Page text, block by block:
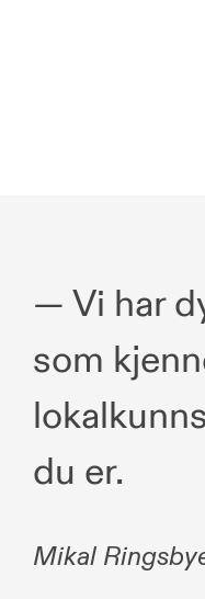
— Vi har
som
du er.
Mikal